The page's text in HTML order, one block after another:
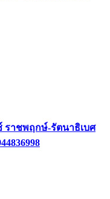
าชพฤกษ์-รัตนาธิเบศ